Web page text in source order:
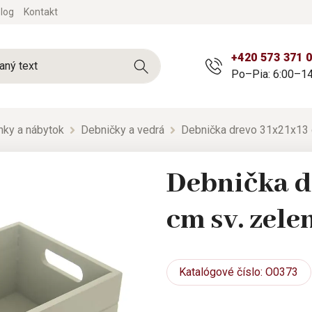
Kontakt
+420 573 371
Po–Pia:
a nábytok Debničky a vedrá Debnička drevo 31x21x13
Debnička
cm sv.
Katalógové číslo: O0373